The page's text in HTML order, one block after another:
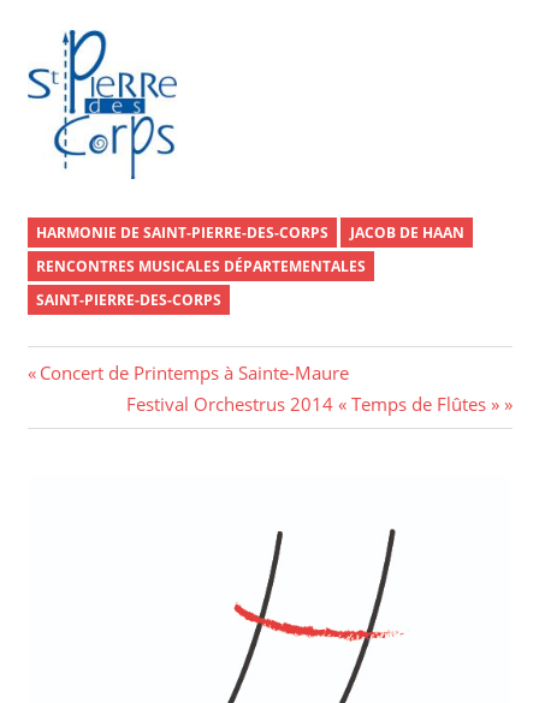
HARMONIE DE SAINT-PIERRE-DES-CORPS
JACOB DE HAAN
RENCONTRES MUSICALES DÉPARTEMENTALES
SAINT-PIERRE-DES-CORPS
Navigation
de
Previous
Concert de Printemps à Sainte-Maure
Next
Post:
Festival Orchestrus 2014 « Temps de Flûtes »